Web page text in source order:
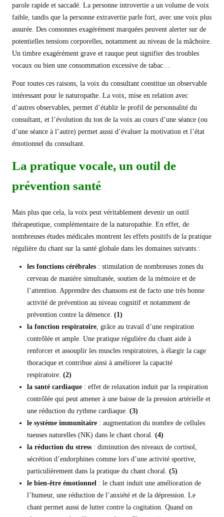
parole rapide et saccadé. La personne introvertie a un volume de voix
faible, tandis que la personne extravertie parle fort, avec une voix plus
assurée. Des consonnes exagérément marquées peuvent alerter sur de
potentielles tensions corporelles, notamment au niveau de la mâchoire.
Un timbre exagérément grave et rauque peut signifier des troubles
vocaux ou bien une consommation excessive de tabac…
Pour toutes ces raisons, la voix du consultant constitue un observable
intéressant pour le naturopathe. La voix, mise en relation avec
d’autres observables, permet d’établir le profil de personnalité du
consultant, et l’évolution du ton de la voix au cours d’une séance (ou
d’une séance à l’autre) permet aussi d’évaluer la motivation et l’état
émotionnel du consultant.
La pratique vocale, un outil de
prévention santé
Mais plus que cela, la voix peut véritablement devenir un outil
thérapeutique, complémentaire de la naturopathie. En effet, de
nombreuses études médicales montrent les effets positifs de la pratique
régulière du chant sur la santé globale dans les domaines suivants :
les fonctions cérébrales : stimulation de nombreuses zones du
cerveau de manière simultanée, soutien de la mémoire et de
l’attention. Apprendre des chansons est de facto une très bonne
activité de prévention au niveau cognitif et notamment de
prévention contre la démence. (1)
la fonction respiratoire, grâce au travail d’une respiration
contrôlée et ample. Une pratique régulière du chant aide à
renforcer et assouplir les muscles respiratoires, à élargir la cage
thoracique et contribue ainsi à améliorer la capacité
respiratoire. (2)
la santé cardiaque : effet de relaxation induit par la respiration
contrôlée qui peut amener à une baisse de la pression artérielle et
une réduction du rythme cardiaque. (3)
le système immunitaire : augmentation du nombre de cellules
tueuses naturelles (NK) dans le chant choral. (4)
la réduction du stress : diminution des niveaux de cortisol,
sécrétion d’endorphines comme lors d’une activité sportive,
particulièrement dans la pratique du chant choral. (5)
le bien-être émotionnel : le chant induit une amélioration de
l’humeur, une réduction de l’anxiété et de la dépression. Le
chant permet aussi de lutter contre la cogitation. Quand on